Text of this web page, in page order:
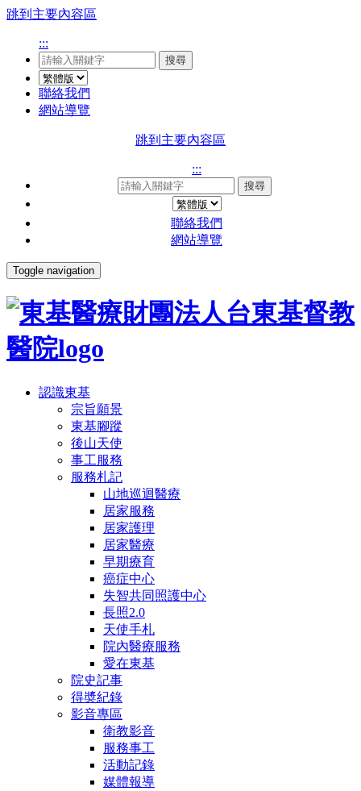
跳到主要內容區
:::
搜尋
聯絡我們
網站導覽
跳到主要內容區
:::
搜尋
聯絡我們
網站導覽
Toggle navigation
認識東基
宗旨願景
東基腳蹤
後山天使
事工服務
服務札記
山地巡迴醫療
居家服務
居家護理
居家醫療
早期療育
癌症中心
失智共同照護中心
長照2.0
天使手札
院內醫療服務
愛在東基
院史記事
得奬紀錄
影音專區
衛教影音
服務事工
活動記錄
媒體報導